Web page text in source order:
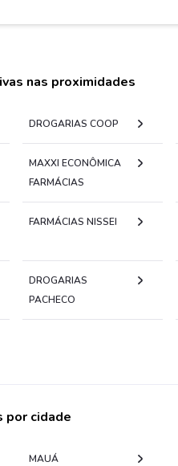
nas proximidades
DROGARIAS COOP
MAXXI ECONÔMICA
FARMÁCIAS
FARMÁCIAS NISSEI
DROGARIAS
PACHECO
por cidade
MAUÁ